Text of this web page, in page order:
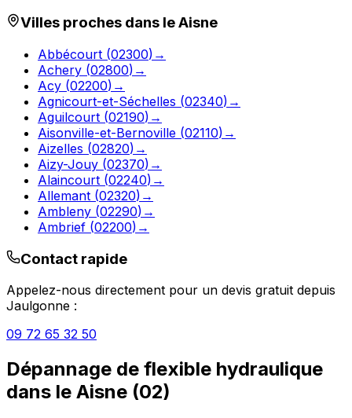
Villes proches dans leAisne
Abbécourt (02300) →
Achery (02800) →
Acy (02200) →
Agnicourt-et-Séchelles (02340) →
Aguilcourt (02190) →
Aisonville-et-Bernoville (02110) →
Aizelles (02820) →
Aizy-Jouy (02370) →
Alaincourt (02240) →
Allemant (02320) →
Ambleny (02290) →
Ambrief (02200) →
Contact rapide
Appelez-nous directement pour un devis gratuit depuis
Jaulgonne :
09 72 65 32 50
Dépannage de flexible hydraulique
dans le Aisne (02)